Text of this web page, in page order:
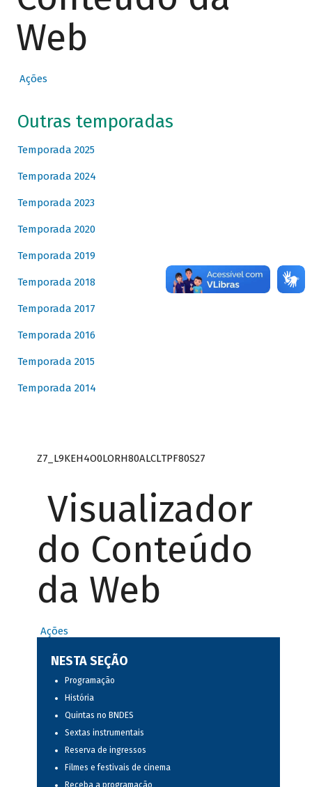
Web
Ações
Outras temporadas
Temporada 2025
Temporada 2024
Temporada 2023
Temporada 2020
Temporada 2019
Temporada 2018
Temporada 2017
Temporada 2016
Temporada 2015
Temporada 2014
Z7_L9KEH4O0LORH80ALCLTPF80S27
Visualizador
do Conteúdo
da Web
Ações
NESTA SEÇÃO
Programação
História
Quintas no BNDES
Sextas instrumentais
Reserva de ingressos
Filmes e festivais de cinema